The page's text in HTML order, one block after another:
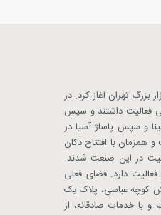
و طلاسازی را از سال ۱۳۱۵ شمسی، در بازار بزرگ تهران آغاز کرد. در
فعالیت داشتند و سپس
و سپس پاساژ آسیا در
همزمان با افتتاح دکان
در این صنعت شدند.
کرج فعالیت دارد. فضای فعلی
کوچه عباسی، پلاک یک
با خدمات صادقانه، از